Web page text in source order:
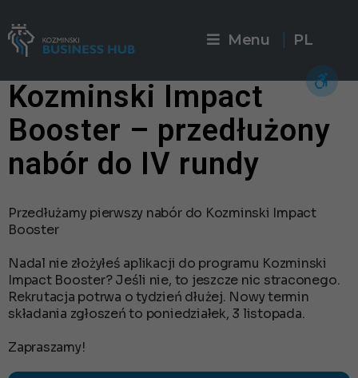
Menu PL
Kozminski Impact
Booster – przedłużony
nabór do IV rundy
Przedłużamy pierwszy nabór do Kozminski Impact
Booster
Nadal nie złożyłeś aplikacji do programu Kozminski
Impact Booster? Jeśli nie, to jeszcze nic straconego.
Rekrutacja potrwa o tydzień dłużej. Nowy termin
składania zgłoszeń to poniedziałek, 3 listopada.
Zapraszamy!